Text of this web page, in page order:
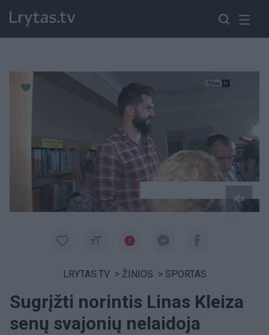
Paremkite Ukrainą
LRYTAS.TV > ŽINIOS > SPORTAS
Sugrįžti norintis Linas Kleiza
senų svajonių nelaidoja